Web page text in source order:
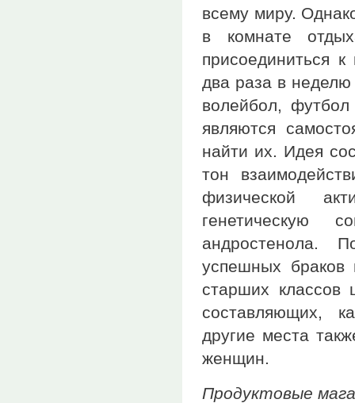
всему миру.
в комнате
присоединиться
два раза в
волейбол,
являются
найти их. Идея
тон
физической
генетическую
андростенола.
успешных
старших классов
составляющих,
другие места
женщин.
Продуктовые